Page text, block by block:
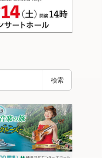
検索